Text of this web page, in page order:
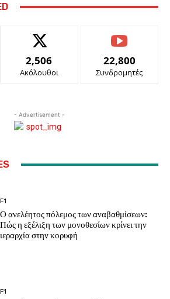
2,506
Ακόλουθοι
22,800
Συνδρομητές
- Advertisement -
F1
Ο ανελέητος πόλεμος των αναβαθμίσεων:
Πώς η εξέλιξη των μονοθεσίων κρίνει την
ιεραρχία στην κορυφή
F1